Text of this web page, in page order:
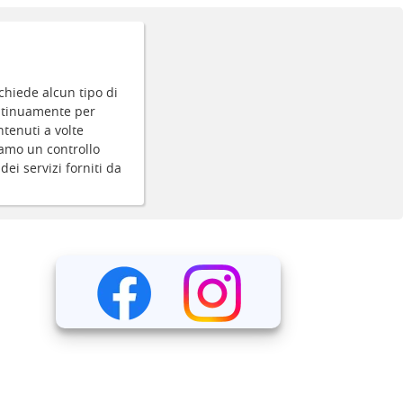
alcun tipo di
per
a volte
un controllo
servizi forniti da